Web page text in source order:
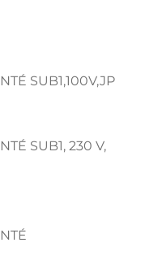
SUB1,100V,JP
SUB1, 230 V,